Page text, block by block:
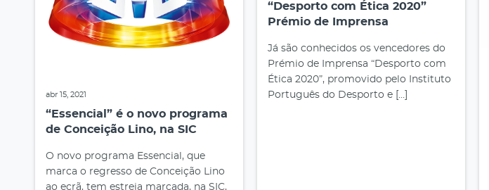
abr 15, 2021
“Essencial” é o novo programa
de Conceição Lino, na SIC
O novo programa Essencial, que
marca o regresso de Conceição Lino
ao ecrã, tem estreia marcada, na SIC,
“Desporto com Ética 2020”
Prémio de Imprensa
Já são conhecidos os vencedores do
Prémio de Imprensa “Desporto com
Ética 2020”, promovido pelo Instituto
Português do Desporto e […]